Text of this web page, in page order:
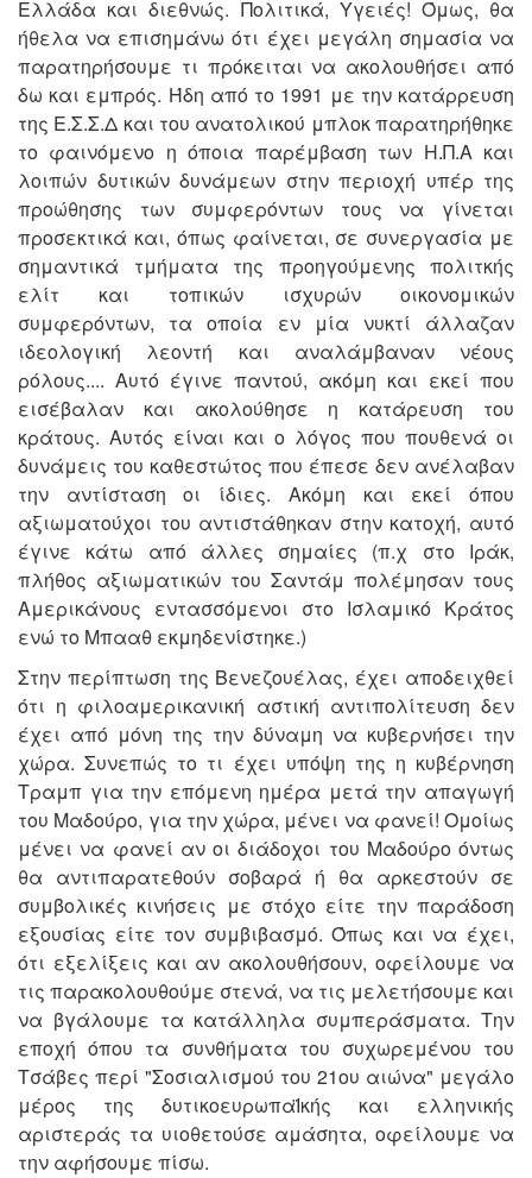
Ελλάδα και διεθνώς. Πολιτικά, Υγειές! Όμως, θα
ήθελα να επισημάνω ότι έχει μεγάλη σημασία να
παρατηρήσουμε τι πρόκειται να ακολουθήσει από
δω και εμπρός. Ήδη από το 1991 με την κατάρρευση
της Ε.Σ.Σ.Δ και του ανατολικού μπλοκ παρατηρήθηκε
το φαινόμενο η όποια παρέμβαση των Η.Π.Α και
λοιπών δυτικών δυνάμεων στην περιοχή υπέρ της
προώθησης των συμφερόντων τους να γίνεται
προσεκτικά και, όπως φαίνεται, σε συνεργασία με
σημαντικά τμήματα της προηγούμενης πολιτκής
ελίτ και τοπικών ισχυρών οικονομικών
συμφερόντων, τα οποία εν μία νυκτί άλλαζαν
ιδεολογική λεοντή και αναλάμβαναν νέους
ρόλους.... Αυτό έγινε παντού, ακόμη και εκεί που
εισέβαλαν και ακολούθησε η κατάρευση του
κράτους. Αυτός είναι και ο λόγος που πουθενά οι
δυνάμεις του καθεστώτος που έπεσε δεν ανέλαβαν
την αντίσταση οι ίδιες. Ακόμη και εκεί όπου
αξιωματούχοι του αντιστάθηκαν στην κατοχή, αυτό
έγινε κάτω από άλλες σημαίες (π.χ στο Ιράκ,
πλήθος αξιωματικών του Σαντάμ πολέμησαν τους
Αμερικάνους εντασσόμενοι στο Ισλαμικό Κράτος
ενώ το Μπααθ εκμηδενίστηκε.)
Στην περίπτωση της Βενεζουέλας, έχει αποδειχθεί
ότι η φιλοαμερικανική αστική αντιπολίτευση δεν
έχει από μόνη της την δύναμη να κυβερνήσει την
χώρα. Συνεπώς το τι έχει υπόψη της η κυβέρνηση
Τραμπ για την επόμενη ημέρα μετά την απαγωγή
του Μαδούρο, για την χώρα, μένει να φανεί! Ομοίως
μένει να φανεί αν οι διάδοχοι του Μαδούρο όντως
θα αντιπαρατεθούν σοβαρά ή θα αρκεστούν σε
συμβολικές κινήσεις με στόχο είτε την παράδοση
εξουσίας είτε τον συμβιβασμό. Όπως και να έχει,
ότι εξελίξεις και αν ακολουθήσουν, οφείλουμε να
τις παρακολουθούμε στενά, να τις μελετήσουμε και
να βγάλουμε τα κατάλληλα συμπεράσματα. Την
εποχή όπου τα συνθήματα του συχωρεμένου του
Τσάβες περί "Σοσιαλισμού του 21ου αιώνα" μεγάλο
μέρος της δυτικοευρωπαΪκής και ελληνικής
αριστεράς τα υιοθετούσε αμάσητα, οφείλουμε να
την αφήσουμε πίσω.